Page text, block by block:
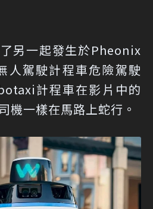
另一起發生於Pheonix
人駕駛計程車危險駕駛
計程車在影片中的
機一樣在馬路上蛇行。